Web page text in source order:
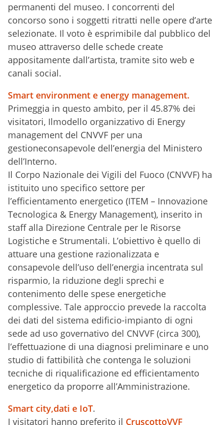
permanenti del museo. I concorrenti del
concorso sono i soggetti ritratti nelle opere d’arte
selezionate. Il voto è esprimibile dal pubblico del
museo attraverso delle schede create
appositamente dall’artista, tramite sito web e
canali social.
Smart environment e energy management.
Primeggia in questo ambito, per il 45.87% dei
visitatori, Ilmodello organizzativo di Energy
management del CNVVF per una
gestioneconsapevole dell’energia del Ministero
dell’Interno.
Il Corpo Nazionale dei Vigili del Fuoco (CNVVF) ha
istituito uno specifico settore per
l’efficientamento energetico (ITEM – Innovazione
Tecnologica & Energy Management), inserito in
staff alla Direzione Centrale per le Risorse
Logistiche e Strumentali. L’obiettivo è quello di
attuare una gestione razionalizzata e
consapevole dell’uso dell’energia incentrata sul
risparmio, la riduzione degli sprechi e
contenimento delle spese energetiche
complessive. Tale approccio prevede la raccolta
dei dati del sistema edificio-impianto di ogni
sede ad uso governativo del CNVVF (circa 300),
l’effettuazione di una diagnosi preliminare e uno
studio di fattibilità che contenga le soluzioni
tecniche di riqualificazione ed efficientamento
energetico da proporre all’Amministrazione.
Smart city,dati e IoT.
I visitatori hanno preferito il CruscottoVVF